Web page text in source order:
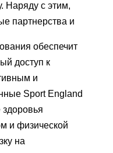
Наряду с этим,
партнерства и
обеспечит
доступ к
и
Sport England
и физической
на